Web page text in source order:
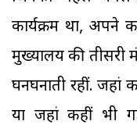
कार्यक्रम था, अपने
मुख्यालय की तीसरी
घनघनाती रहीं. जहां
या जहां कहीं भी